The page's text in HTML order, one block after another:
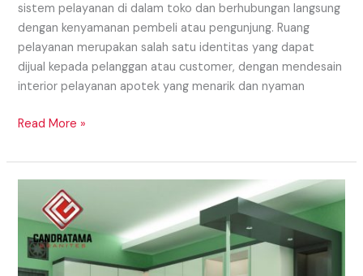
sistem pelayanan di dalam toko dan berhubungan langsung
dengan kenyamanan pembeli atau pengunjung. Ruang
pelayanan merupakan salah satu identitas yang dapat
dijual kepada pelanggan atau customer, dengan mendesain
interior pelayanan apotek yang menarik dan nyaman
Read More »
Kitchen
Daerah
Kediri
Yang